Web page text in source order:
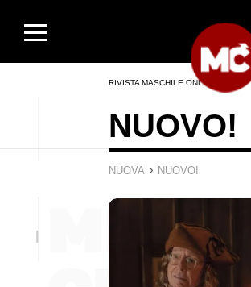
RIVISTA MASCHILE ONLINE
NUOVO!
NUOVA › NUOVO!